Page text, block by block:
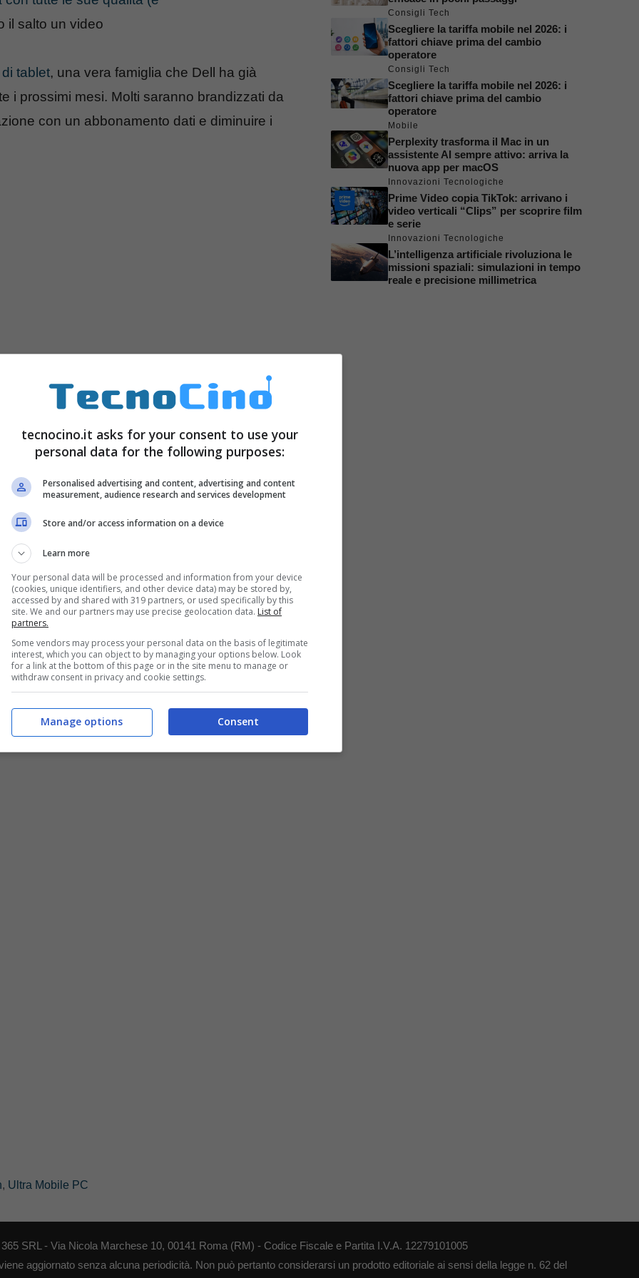
il salto un video
tablet, una vera famiglia che Dell ha già
i prossimi mesi. Molti saranno brandizzati da
con un abbonamento dati e diminuire i
che parte da uno schermo non così
di smartphone come HTC HD2oToshiba TG02
ottimizzato per un’utenza multimediale,
anche sbarcare nelle classi come strumento
ausilio di stylus. Per ora non ci sono ancora
è che sarà completamente aperto al web e ai
, Ultra Mobile PC
Consigli Tech
Scegliere la tariffa mobile nel 2026: i
fattori chiave prima del cambio
operatore
Consigli Tech
Scegliere la tariffa mobile nel 2026: i
fattori chiave prima del cambio
operatore
Mobile
Perplexity trasforma il Mac in un
assistente AI sempre attivo: arriva la
nuova app per macOS
Innovazioni Tecnologiche
Prime Video copia TikTok: arrivano i
video verticali “Clips” per scoprire film
e serie
Innovazioni Tecnologiche
L’intelligenza artificiale rivoluziona le
missioni spaziali: simulazioni in tempo
reale e precisione millimetrica
SRL - Via Nicola Marchese 10, 00141 Roma (RM) - Codice Fiscale e Partita I.V.A. 12279101005
aggiornato senza alcuna periodicità. Non può pertanto considerarsi un prodotto editoriale ai sensi della legge n. 62 del
tecnocino.it asks for your consent to use your
personal data for the following purposes:
Personalised advertising and content, advertising and content
measurement, audience research and services development
Store and/or access information on a device
Learn more
Your personal data will be processed and information from your device
(cookies, unique identifiers, and other device data) may be stored by,
accessed by and shared with 319 partners, or used specifically by this
site. We and our partners may use precise geolocation data. List of
partners.
Some vendors may process your personal data on the basis of legitimate
interest, which you can object to by managing your options below. Look
for a link at the bottom of this page or in the site menu to manage or
withdraw consent in privacy and cookie settings.
Consent
Manage options